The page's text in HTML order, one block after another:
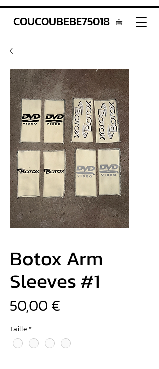
COUCOUBEBE75018
Botox Arm
Sleeves #1
50,00 €
Taille*